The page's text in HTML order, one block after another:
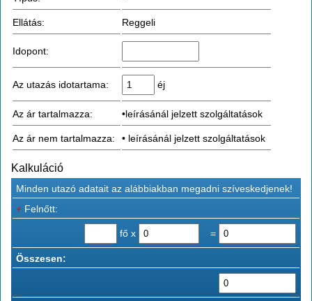
Ellátás: Reggeli
Idopont:
Az utazás idotartama: éj
Az ár tartalmazza: •leírásánál jelzett szolgáltatások
Az ár nem tartalmazza: • leírásánál jelzett szolgáltatások
Kalkuláció
Minden utazó adatait az alábbiakban megadni szíveskedjenek!
+ Felnőtt:
fő x =
Összesen: